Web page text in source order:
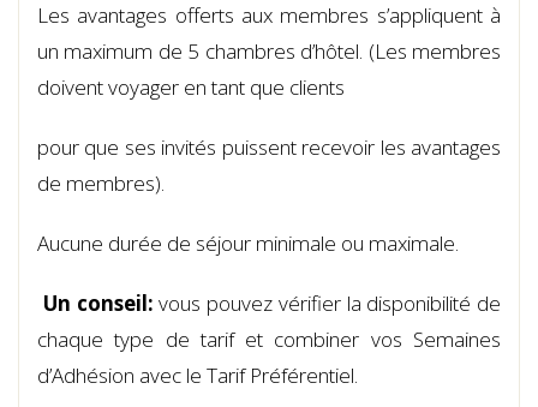
Les avantages offerts aux membres s’appliquent à
un maximum de 5 chambres d’hôtel. (Les membres
doivent voyager en tant que clients
pour que ses invités puissent recevoir les avantages
de membres).
Aucune durée de séjour minimale ou maximale.
Un conseil: vous pouvez vérifier la disponibilité de
chaque type de tarif et combiner vos Semaines
d’Adhésion avec le Tarif Préférentiel.